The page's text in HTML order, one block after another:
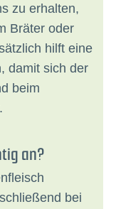
zu erhalten,
Bräter oder
hilft eine
damit sich der
beim
an?
bei